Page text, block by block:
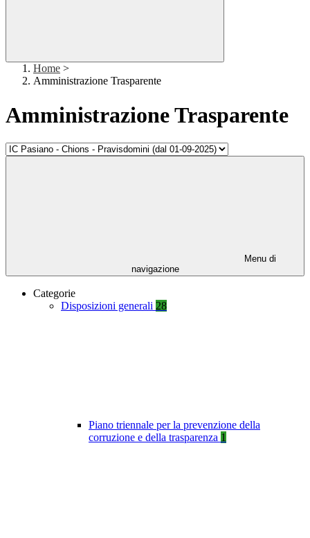
Home >
Amministrazione Trasparente
Amministrazione Trasparente
Menu di
navigazione
Categorie
Disposizioni generali 28
Piano triennale per la prevenzione della
corruzione e della trasparenza 1